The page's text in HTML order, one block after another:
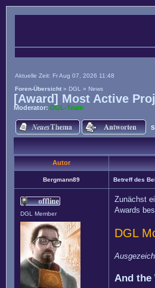
Aktuelle Zeit: Fr Aug 07, 2026 11:48
Foren-Übersicht » DGL » News
[Award] Most Active
Moderator: DGL-Team
Autor
Bergmann89 Betreff des
DGL Member
Zunächst
Awards
DGL
And the